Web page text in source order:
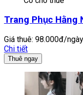
Trang Phục Hằng
Giá thuê: 98.000đ/ngày
Chi tiết
Thuê ngay